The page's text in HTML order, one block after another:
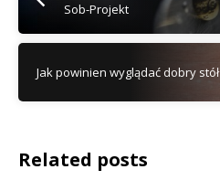
Sob-Projekt
Jak powinien wyglądać dobry
Related posts